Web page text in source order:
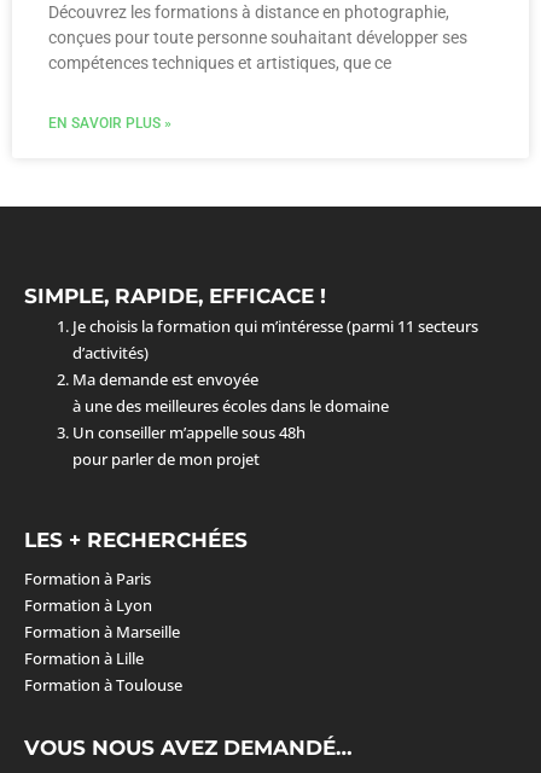
Découvrez les formations à distance en photographie,
conçues pour toute personne souhaitant développer ses
compétences techniques et artistiques, que ce
EN SAVOIR PLUS »
SIMPLE, RAPIDE, EFFICACE !
Je choisis la formation qui m’intéresse (parmi 11 secteurs
d’activités)
Ma demande est envoyée
à une des meilleures écoles dans le domaine
Un conseiller m’appelle sous 48h
pour parler de mon projet
LES + RECHERCHÉES
Formation à Paris
Formation à Lyon
Formation à Marseille
Formation à Lille
Formation à Toulouse
VOUS NOUS AVEZ DEMANDÉ…